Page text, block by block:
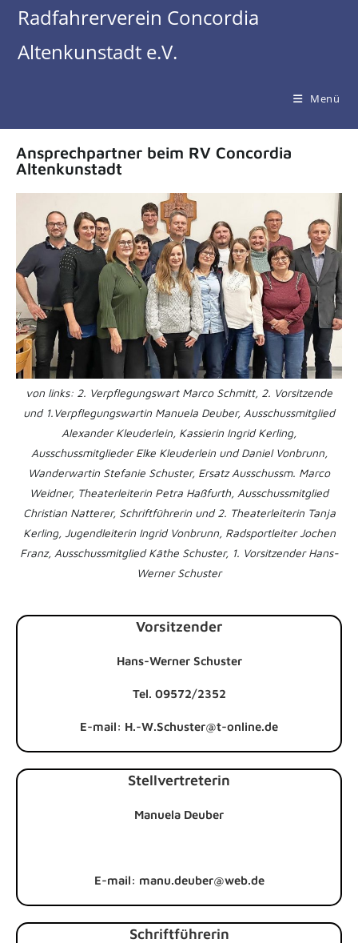
Radfahrerverein Concordia
Altenkunstadt e.V.
Menü
Ansprechpartner beim RV Concordia
Altenkunstadt
von links: 2. Verpflegungswart Marco Schmitt, 2. Vorsitzende
und 1.Verpflegungswartin Manuela Deuber, Ausschussmitglied
Alexander Kleuderlein, Kassierin Ingrid Kerling,
Ausschussmitglieder Elke Kleuderlein und Daniel Vonbrunn,
Wanderwartin Stefanie Schuster, Ersatz Ausschussm. Marco
Weidner, Theaterleiterin Petra Haßfurth, Ausschussmitglied
Christian Natterer, Schriftführerin und 2. Theaterleiterin Tanja
Kerling, Jugendleiterin Ingrid Vonbrunn, Radsportleiter Jochen
Franz, Ausschussmitglied Käthe Schuster, 1. Vorsitzender Hans-
Werner Schuster
Vorsitzender
Hans-Werner Schuster
Tel. 09572/2352
E-mail: H.-W.Schuster@t-online.de
Stellvertreterin
Manuela Deuber
E-mail: manu.deuber@web.de
Schriftführerin